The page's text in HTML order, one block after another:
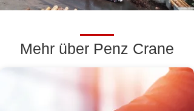
Mehr über Penz Crane